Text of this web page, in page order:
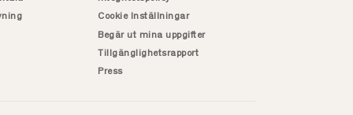
Cookie Inställningar
Begär ut mina uppgifter
Tillgänglighetsrapport
Press